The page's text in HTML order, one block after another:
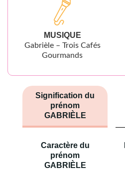
MUSIQUE
Gabrièle – Trois Cafés
Gourmands
Signification du
prénom
GABRIÈLE
Caractère du
prénom
GABRIÈLE